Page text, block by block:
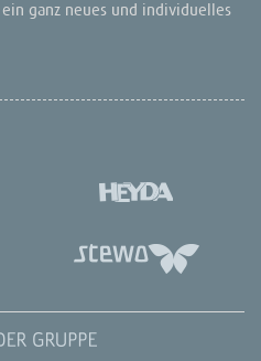
ganz neues und individuelles